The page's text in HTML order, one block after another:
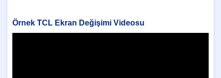
Örnek TCL Ekran Değişimi Videosu